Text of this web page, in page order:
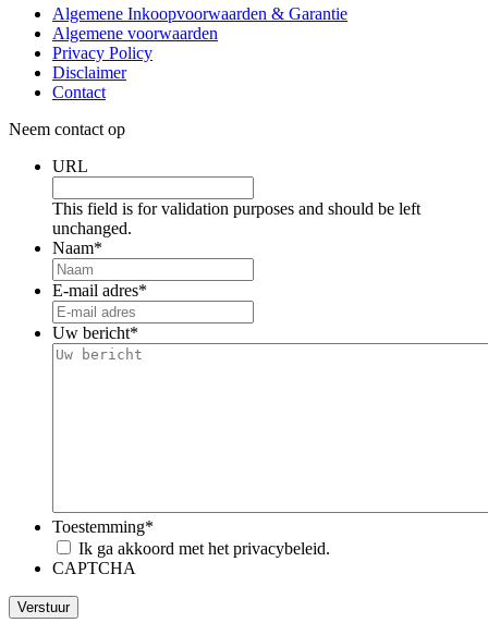
Algemene Inkoopvoorwaarden & Garantie
Algemene voorwaarden
Privacy Policy
Disclaimer
Contact
Neem contact op
URL
This field is for validation purposes and should be left
unchanged.
Naam*
E-mail adres*
Uw bericht*
Toestemming*
Ik ga akkoord met het privacybeleid.
CAPTCHA